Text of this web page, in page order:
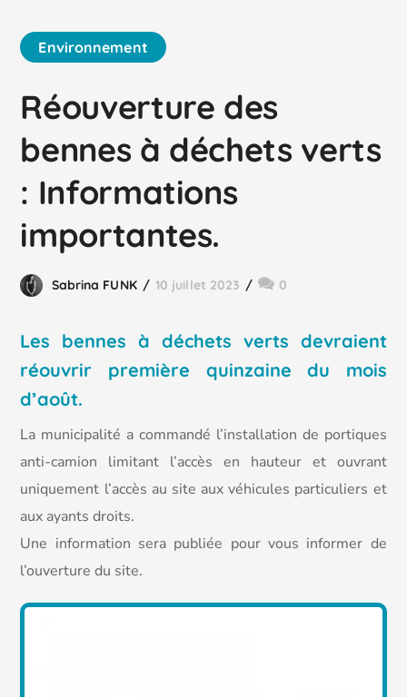
Environnement
Réouverture des
bennes à déchets verts
: Informations
importantes.
Sabrina FUNK 10 juillet 2023 0
Les bennes à déchets verts devraient
réouvrir première quinzaine du mois
d’août.
La municipalité a commandé l’installation de portiques
anti-camion limitant l’accès en hauteur et ouvrant
uniquement l’accès au site aux véhicules particuliers et
aux ayants droits.
Une information sera publiée pour vous informer de
l’ouverture du site.